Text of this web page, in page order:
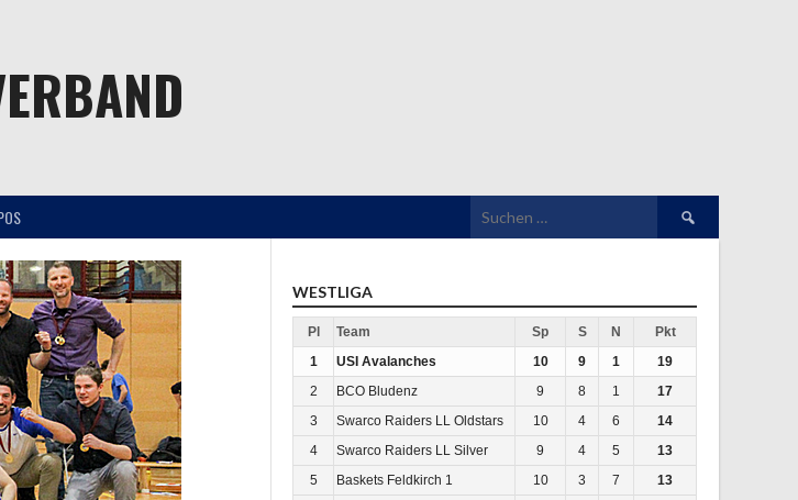
Suchen
nach:
WESTLIGA
Pl Team Sp S N
Pkt
1
USI Avalanches 10 9 1
19
2
BCO Bludenz 9 8 1
17
3
Swarco Raiders LL Oldstars 10 4 6
14
4
Swarco Raiders LL Silver 9 4 5
13
5
Baskets Feldkirch 1 10 3 7
13